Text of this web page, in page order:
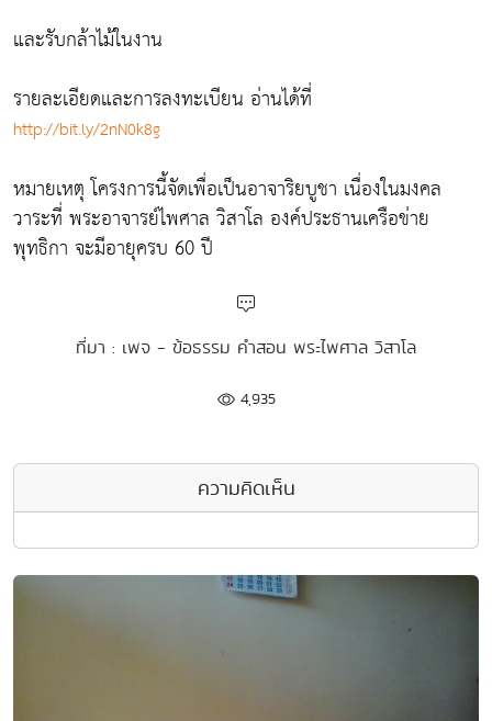
และรับกล้าไม้ในงาน
รายละเอียดและการลงทะเบียน อ่านได้ที่
http://bit.ly/2nN0k8g
หมายเหตุ โครงการนี้จัดเพื่อเป็นอาจาริยบูชา เนื่องในมงคล
วาระที่ พระอาจารย์ไพศาล วิสาโล องค์ประธานเครือข่าย
พุทธิกา จะมีอายุครบ 60 ปี
ที่มา : เพจ - ข้อธรรม คำสอน พระไพศาล วิสาโล
4,935
ความคิดเห็น